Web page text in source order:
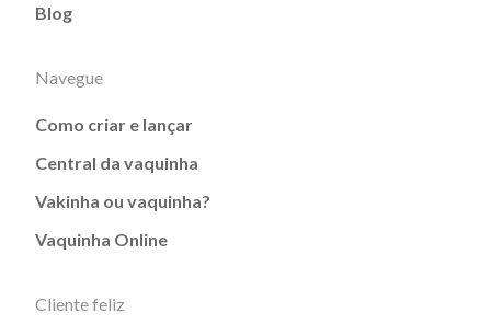
Blog
Navegue
Como criar e lançar
Central da vaquinha
Vakinha ou vaquinha?
Vaquinha Online
Cliente feliz